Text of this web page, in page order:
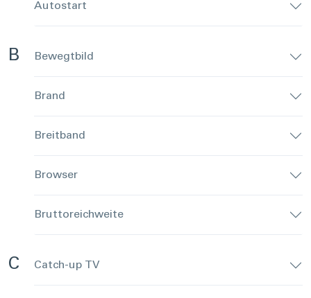
Autostart
B Bewegtbild
Brand
Breitband
Browser
Bruttoreichweite
C Catch-up TV